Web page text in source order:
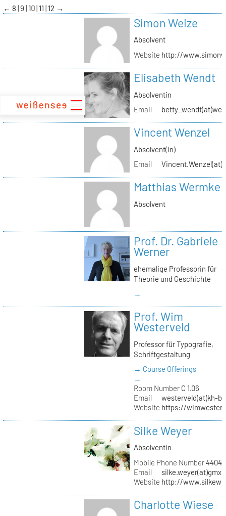
zum
Inhalt
← 8 9 10 11 12 →
Simon Weize
Absolvent
Website http://
Elisabeth Wendt
Absolventin
Email
Vincent Wenzel
Absolvent(in)
Email
Matthias Wermke
Absolvent
Prof. Dr. Gabriele
Werner
ehemalige Professorin für
Theorie und Geschichte
→
Prof. Wim
Westerveld
Professor für Typografie,
Schriftgestaltung
→ Course Offerings
→
Room NumberC 1.06
Email
westerveld(at)kh-
Website https://
Silke Weyer
Absolventin
Mobile Phone Number
Email
Website http://
Charlotte Wiese